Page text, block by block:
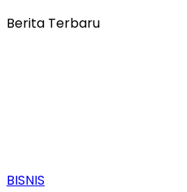
Berita Terbaru
BISNIS